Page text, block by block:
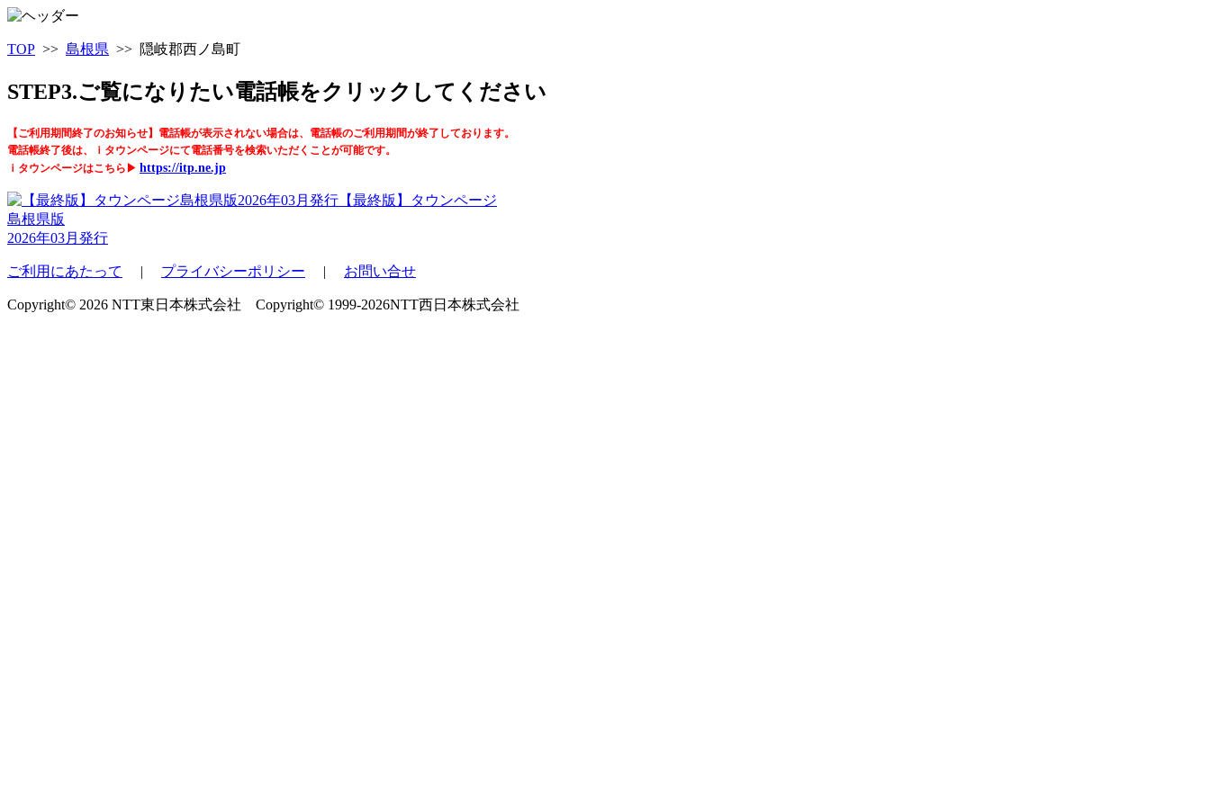
TOP >> 島根県 >> 隠岐郡西ノ島町
STEP3.ご覧になりたい電話帳をクリックしてください
【ご利用期間終了のお知らせ】電話帳が表示されない場合は、電話帳のご利用期間が終了しております。
電話帳終了後は、ｉタウンページにて電話番号を検索いただくことが可能です。
ｉタウンページはこちら▶ https://itp.ne.jp
【最終版】タウンページ
島根県版
2026年03月発行
ご利用にあたって | プライバシーポリシー | お問い合せ
Copyright© 2026 NTT東日本株式会社 Copyright© 1999-2026NTT西日本株式会社